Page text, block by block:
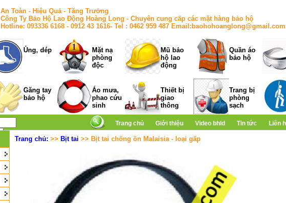
An Toàn - Hiệu Quả - Tăng Trưởng
Công Ty Bảo Hộ Lao Động Hoàng Long - Chuyên cung cấp các mặt hàng bảo hộ
Hotline: 093336 6168 - 0912 43 1616- Tel : 0462 959 487 Email:baohohoanglong@gmail.com
Ủng, dép
Mặt nạ
phòng
độc
Mũ bảo
hộ lao
động
Quần áo
bảo hộ
Găng tay
bảo hộ
Áo mưa,
phao cứu
sinh
Thiết bị
giao
thông
Trang bị
phòng
sạch
Trang chủ Giới thiệu Video bhld Tin tức
Liên
Trang chủ: >> Bịt tai >> Bịt tai chống ồn Malaisia - loại gấp